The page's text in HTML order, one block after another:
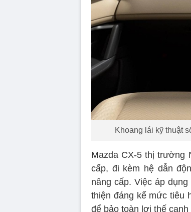
Khoang lái kỹ thuật
Mazda CX-5 thị trường
cấp, đi kèm hệ dẫn
nâng cấp. Việc áp
thiện đáng kể mức tiêu
để bảo toàn lợi thế cạnh